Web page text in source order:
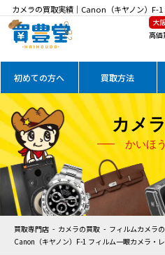
カメラの買取実績｜Canon（キヤノン）F-1
を高価買取
大
高価
初めての方へ 買取方法
カメ
かいほ
買取専門店 カメラの買取
フィルムカメラ
Canon（キヤノン）F-1 フィルム一眼カメラ・